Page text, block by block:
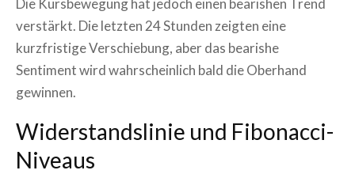
Die Kursbewegung hat jedoch einen bearishen Trend
verstärkt. Die letzten 24 Stunden zeigten eine
kurzfristige Verschiebung, aber das bearishe
Sentiment wird wahrscheinlich bald die Oberhand
gewinnen.
Widerstandslinie und Fibonacci-
Niveaus